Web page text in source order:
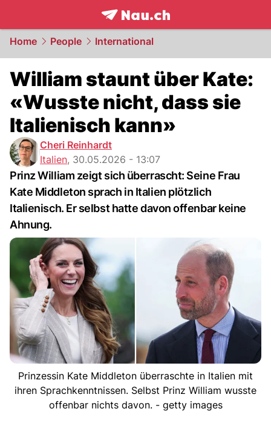
frontpage.NAU.ch
Home People International
William staunt über Kate:
«Wusste nicht, dass sie
Italienisch kann»
Cheri Reinhardt
Italien, 30.05.2026 - 13:07
Prinz William zeigt sich überrascht: Seine Frau
Kate Middleton sprach in Italien plötzlich
Italienisch. Er selbst hatte davon offenbar keine
Ahnung.
Prinzessin Kate Middleton überraschte in Italien mit
ihren Sprachkenntnissen. Selbst Prinz William wusste
offenbar nichts davon. - getty images